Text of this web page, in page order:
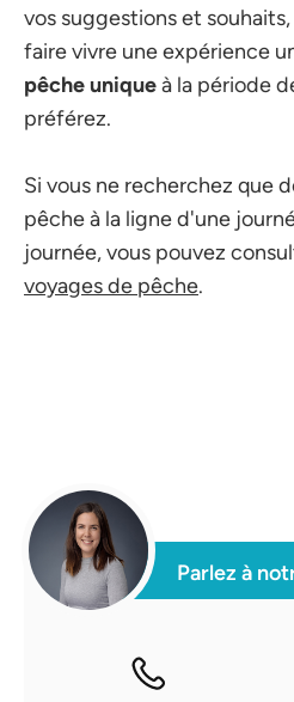
vos suggestions et
faire vivre une expérience
pêche uniqueà la période
préférez.
Si vous ne recherchez que
pêche à la ligne d'une
journée, vous pouvez
voyages de pêche.
Parlez à